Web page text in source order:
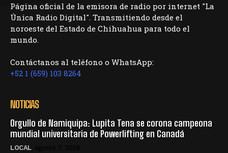
Página oficial de la emisora de radio por internet "La
Única Radio Digital". Transmitiendo desde el
noroeste del Estado de Chihuahua para todo el
mundo.
Contáctanos al teléfono o WhatsApp:
+52 1 (659) 103 8264
NOTICIAS
Orgullo de Namiquipa: Lupita Tena se corona campeona
mundial universitaria de Powerlifting en Canadá
LOCAL